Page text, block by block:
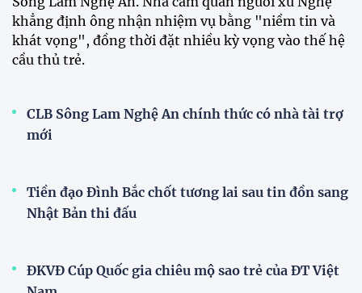
khẳng định ông nhận nhiệm vụ bằng "niềm tin và
khát vọng", đồng thời đặt nhiều kỳ vọng vào thế hệ
cầu thủ trẻ.
CLB Sông Lam Nghệ An chính thức có nhà tài trợ
mới
Tiền đạo Đình Bắc chốt tương lai sau tin đồn sang
Nhật Bản thi đấu
ĐKVĐ Cúp Quốc gia chiêu mộ sao trẻ của ĐT Việt